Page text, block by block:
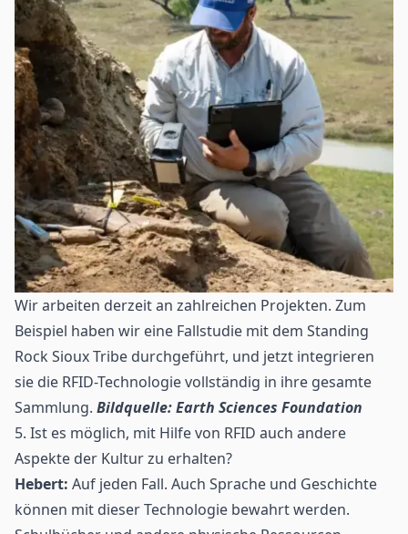
Wir arbeiten derzeit an zahlreichen Projekten. Zum
Beispiel haben wir eine Fallstudie mit dem Standing
Rock Sioux Tribe durchgeführt, und jetzt integrieren
sie die RFID-Technologie vollständig in ihre gesamte
Sammlung. Bildquelle: Earth Sciences Foundation
5. Ist es möglich, mit Hilfe von RFID auch andere
Aspekte der Kultur zu erhalten?
Hebert: Auf jeden Fall. Auch Sprache und Geschichte
können mit dieser Technologie bewahrt werden.